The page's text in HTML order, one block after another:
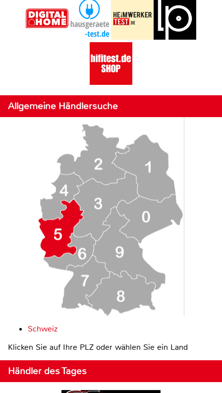
Allgemeine Händlersuche
Schweiz
Klicken Sie auf Ihre PLZ oder wählen Sie ein Land
Händler des Tages